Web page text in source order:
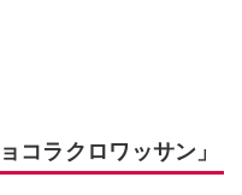
コラクロワッサン」